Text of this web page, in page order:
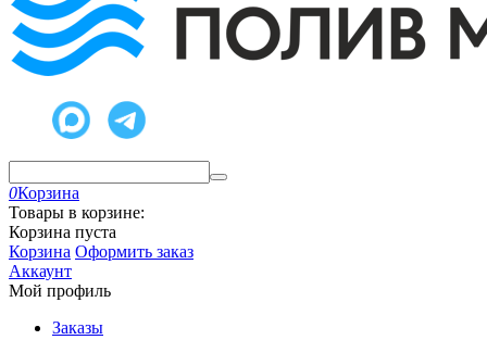
0Корзина
Товары в корзине:
Корзина пуста
Корзина Оформить заказ
Аккаунт
Мой профиль
Заказы